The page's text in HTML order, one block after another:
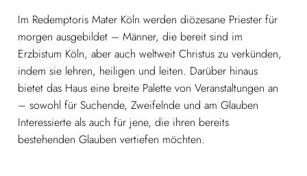
Im Redemptoris Mater Köln werden diözesane Priester für
morgen ausgebildet – Männer, die bereit sind im
Erzbistum Köln, aber auch weltweit Christus zu verkünden,
indem sie lehren, heiligen und leiten. Darüber hinaus
bietet das Haus eine breite Palette von Veranstaltungen an
– sowohl für Suchende, Zweifelnde und am Glauben
Interessierte als auch für jene, die ihren bereits
bestehenden Glauben vertiefen möchten.